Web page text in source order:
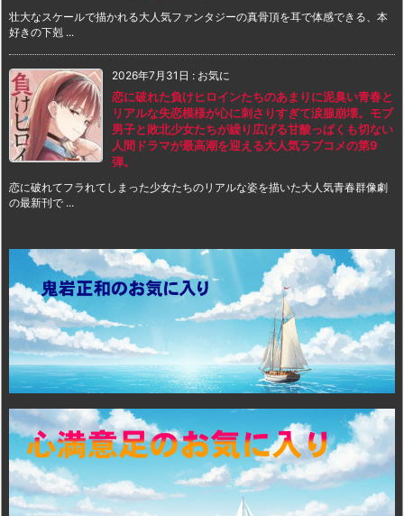
壮大なスケールで描かれる大人気ファンタジーの真骨頂を耳で体感できる、本
好きの下剋 ...
2026年7月31日 : お気に
恋に破れた負けヒロインたちのあまりに泥臭い青春と
リアルな失恋模様が心に刺さりすぎて涙腺崩壊。モブ
男子と敗北少女たちが繰り広げる甘酸っぱくも切ない
人間ドラマが最高潮を迎える大人気ラブコメの第9
弾。
恋に破れてフラれてしまった少女たちのリアルな姿を描いた大人気青春群像劇
の最新刊で ...